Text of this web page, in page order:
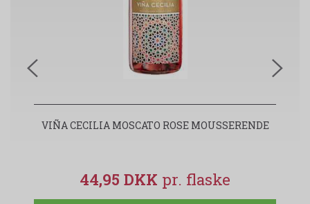
VIÑA CECILIA MOSCATO ROSE MOUSSERENDE
44,95 DKK